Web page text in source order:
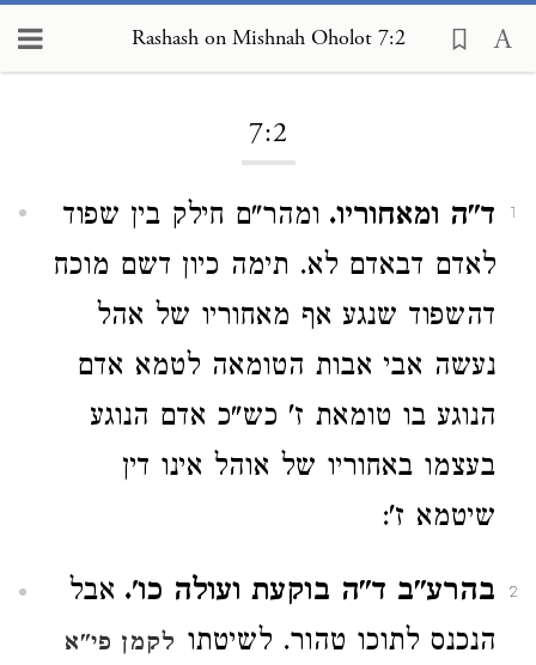
Rashash on Mishnah Oholot 7:2
7:2
1 ד"ה ומאחוריו. ומהר"ם חילק בין שפוד
לאדם דבאדם לא. תימה כיון דשם מוכח
דהשפוד שנגע אף מאחוריו של אהל
נעשה אבי אבות הטומאה לטמא אדם
הנוגע בו טומאת ז' כש"כ אדם הנוגע
בעצמו באחוריו של אוהל אינו דין
שיטמא ז':
2 בהרע"ב ד"ה בוקעת ועולה כו'. אבל
הנכנס לתוכו טהור. לשיטתו לקמן פי"א